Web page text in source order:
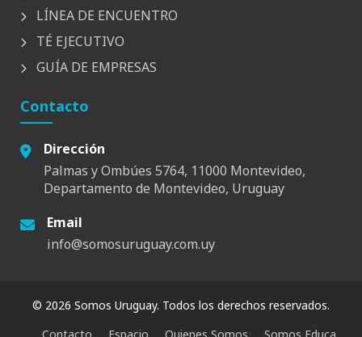
LÍNEA DE ENCUENTRO
TÉ EJECUTIVO
GUÍA DE EMPRESAS
Contacto
Dirección
Palmas y Ombúes 5764, 11000 Montevideo,
Departamento de Montevideo, Uruguay
Email
info@somosuruguay.com.uy
© 2026 Somos Uruguay. Todos los derechos reservados.